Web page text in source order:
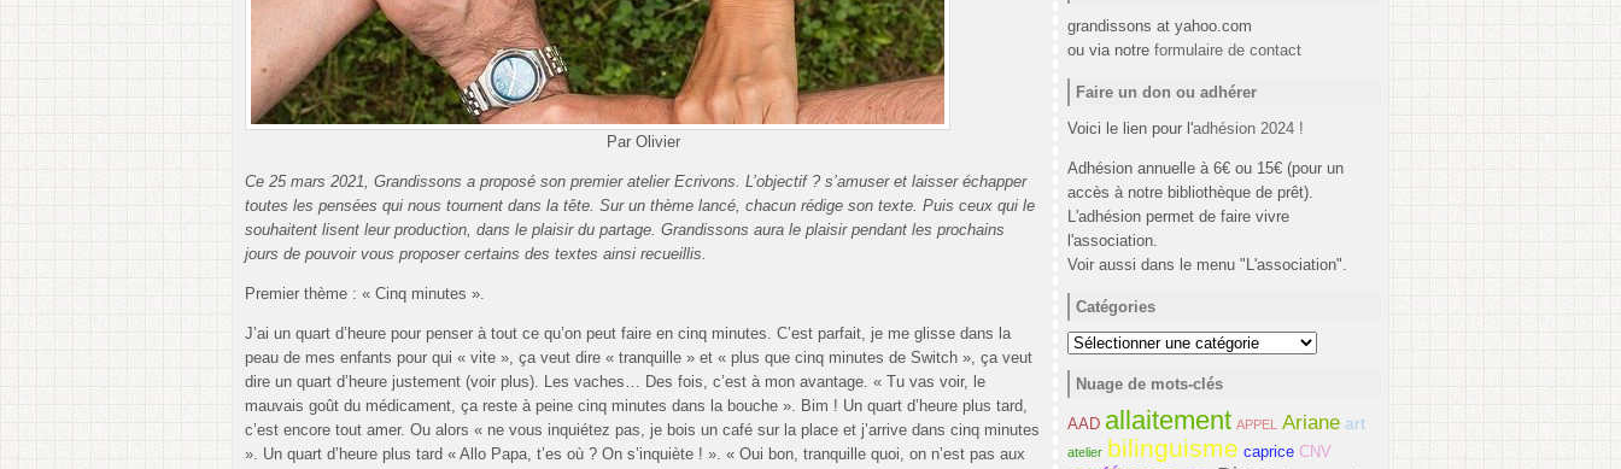
Par Olivier
Ce 25 mars 2021, Grandissons a proposé son premier atelier Ecrivons. L’objectif ? s’amuser et laisser échapper
toutes les pensées qui nous tournent dans la tête. Sur un thème lancé, chacun rédige son texte. Puis ceux qui le
souhaitent lisent leur production, dans le plaisir du partage. Grandissons aura le plaisir pendant les prochains
jours de pouvoir vous proposer certains des textes ainsi recueillis.
Premier thème : « Cinq minutes ».
J’ai un quart d’heure pour penser à tout ce qu’on peut faire en cinq minutes. C’est parfait, je me glisse dans la
peau de mes enfants pour qui « vite », ça veut dire « tranquille » et « plus que cinq minutes de Switch », ça veut
dire un quart d’heure justement (voir plus). Les vaches… Des fois, c’est à mon avantage. « Tu vas voir, le
mauvais goût du médicament, ça reste à peine cinq minutes dans la bouche ». Bim ! Un quart d’heure plus tard,
c’est encore tout amer. Ou alors « ne vous inquiétez pas, je bois un café sur la place et j’arrive dans cinq minutes
». Un quart d’heure plus tard « Allo Papa, t’es où ? On s’inquiète ! ». « Oui bon, tranquille quoi, on n’est pas aux
grandissons at yahoo.com
ou via notre formulaire de contact
Faire un don ou adhérer
Voici le lien pour l'adhésion 2024 !
Adhésion annuelle à 6€ ou 15€ (pour un
accès à notre bibliothèque de prêt).
L'adhésion permet de faire vivre
l'association.
Voir aussi dans le menu "L'association".
Catégories
Catégories
Nuage de mots-clés
AAD allaitement APPEL Ariane art
atelier bilinguisme caprice CNV